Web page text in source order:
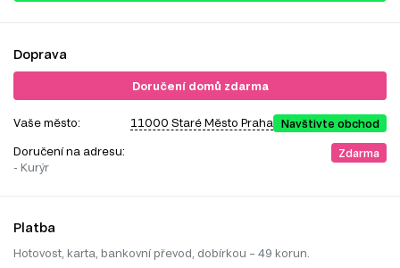
Doprava
Doručení domů zdarma
Vaše město: 11000 Staré Město Praha Navštivte obchod
Doručení na adresu:
- Kurýr
Zdarma
Platba
Hotovost, karta, bankovní převod, dobírkou – 49 korun.